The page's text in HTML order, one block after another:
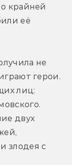
крайней
её
не
герои.
двух
злодея с